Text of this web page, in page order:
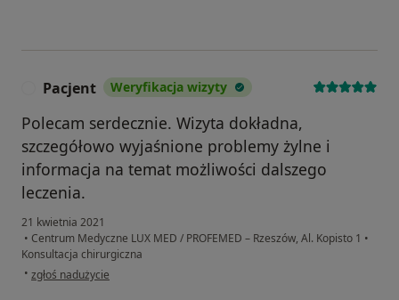
Pacjent Weryfikacja wizyty
Polecam serdecznie. Wizyta dokładna,
szczegółowo wyjaśnione problemy żylne i
informacja na temat możliwości dalszego
leczenia.
21 kwietnia 2021
• Centrum Medyczne LUX MED / PROFEMED – Rzeszów, Al. Kopisto 1 •
Konsultacja chirurgiczna
• w opinii użytkownika Pacjent
zgłoś nadużycie